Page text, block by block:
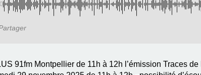
91fm Montpellier de 11h à 12h l’émission Traces